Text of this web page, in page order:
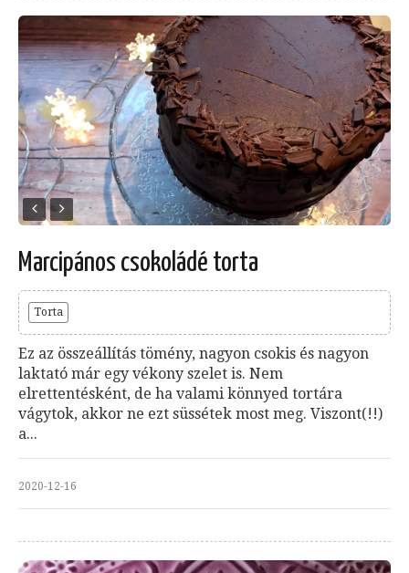
Marcipános csokoládé torta
Torta
Ez az összeállítás tömény, nagyon csokis és nagyon
laktató már egy vékony szelet is. Nem
elrettentésként, de ha valami könnyed tortára
vágytok, akkor ne ezt süssétek most meg. Viszont(!!)
a...
2020-12-16